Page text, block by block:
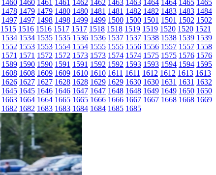
1460 1460 1461 1461 1462 1462 1463 1463 1464 1464 1465 1465
1478 1479 1479 1480 1480 1481 1481 1482 1482 1483 1483 1484
1497 1497 1498 1498 1499 1499 1500 1500 1501 1501 1502 1502
1515 1516 1516 1517 1517 1518 1518 1519 1519 1520 1520 1521
1534 1534 1535 1535 1536 1536 1537 1537 1538 1538 1539 1539
1552 1553 1553 1554 1554 1555 1555 1556 1556 1557 1557 1558
1571 1571 1572 1572 1573 1573 1574 1574 1575 1575 1576 1576
1589 1590 1590 1591 1591 1592 1592 1593 1593 1594 1594 1595
1608 1608 1609 1609 1610 1610 1611 1611 1612 1612 1613 1613
1626 1627 1627 1628 1628 1629 1629 1630 1630 1631 1631 1632
1645 1645 1646 1646 1647 1647 1648 1648 1649 1649 1650 1650
1663 1664 1664 1665 1665 1666 1666 1667 1667 1668 1668 1669
1682 1682 1683 1683 1684 1684 1685 1685